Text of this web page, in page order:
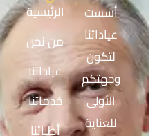
أسست
عياداتنا
لتكون
وجهتكم
الأولى
للعناية
الرئيسية
من نحن
عياداتنا
خدماتنا
أطبائنا